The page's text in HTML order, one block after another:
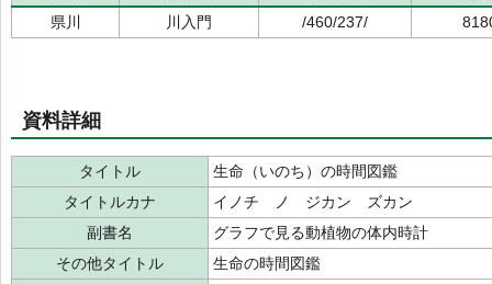
県川
川入門 /460/237/
資料詳細
タイトル
生命（いのち）の時間図鑑
タイトルカナ
イノチ ノ ジカン ズカン
副書名
グラフで見る動植物の体内時計
その他タイトル
生命の時間図鑑